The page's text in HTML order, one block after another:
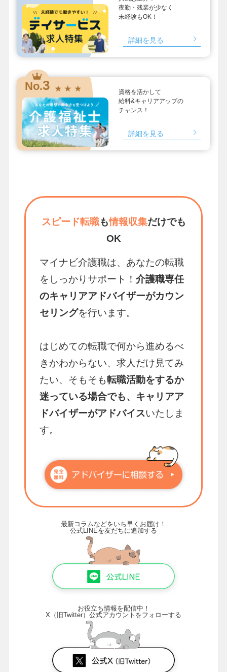
夜勤・残業が少なく
未経験もOK！
詳細を見る
No.3 ★ ★ ★
資格を活かして
給料&キャリアアップの
チャンス！
詳細を見る
スピード転職も情報収集だけでも
OK
マイナビ介護職は、あなたの転職
をしっかりサポート！ 介護職専任
のキャリアアドバイザーがカウン
セリングを行います。
はじめての転職で何から進めるべ
きかわからない、求人だけ見てみ
たい、そもそも転職活動をするか
迷っている場合でも、キャリアア
ドバイザーがアドバイスいたしま
す。
最新コラムなどをいち早くお届け！
公式LINEを友だちに追加する
お役立ち情報を配信中！
X（旧Twitter）公式アカウントをフォローする